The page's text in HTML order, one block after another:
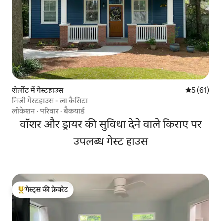
शेर्लोट में गेस्टहाउस औसत रेटिंग
5 (61)
निजी गेस्टहाउस - ला कैसिटा
लोकेशन ·परिवार ·बैकयार्ड
वॉशर और ड्रायर की सुविधा देने वाले किराए पर
उपलब्ध गेस्ट हाउस
गेस्ट्स का टॉप फ़ेवरेट
गेस्ट्स की फ़ेवरेट